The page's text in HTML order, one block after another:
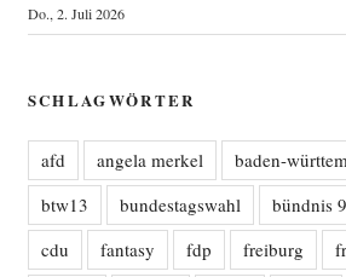
Do., 2. Juli 2026
SCHLAGWÖRTER
afd angela merkel baden-
btw13
bundestagswahl
bündnis
cdu
fantasy fdp freiburg